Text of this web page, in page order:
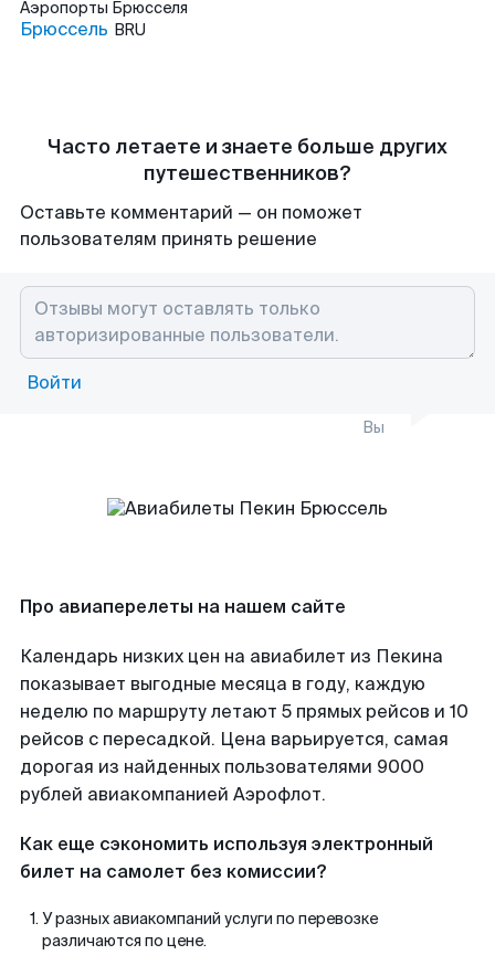
Аэропорты Брюсселя
Брюссель BRU
Часто летаете и знаете больше других
путешественников?
Оставьте комментарий — он поможет
пользователям принять решение
Войти
Вы
Про авиаперелеты на нашем сайте
Календарь низких цен на авиабилет из Пекина
показывает выгодные месяца в году, каждую
неделю по маршруту летают 5 прямых рейсов и 10
рейсов с пересадкой. Цена варьируется, самая
дорогая из найденных пользователями 9000
рублей авиакомпанией Аэрофлот.
Как еще сэкономить используя электронный
билет на самолет без комиссии?
У разных авиакомпаний услуги по перевозке
различаются по цене.